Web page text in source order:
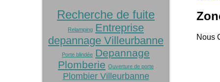
Recherche de fuite
Relamping Entreprise
depannage Villeurbanne
Porte blindée Depannage
Plomberie Ouverture de porte
Plombier Villeurbanne
Nous